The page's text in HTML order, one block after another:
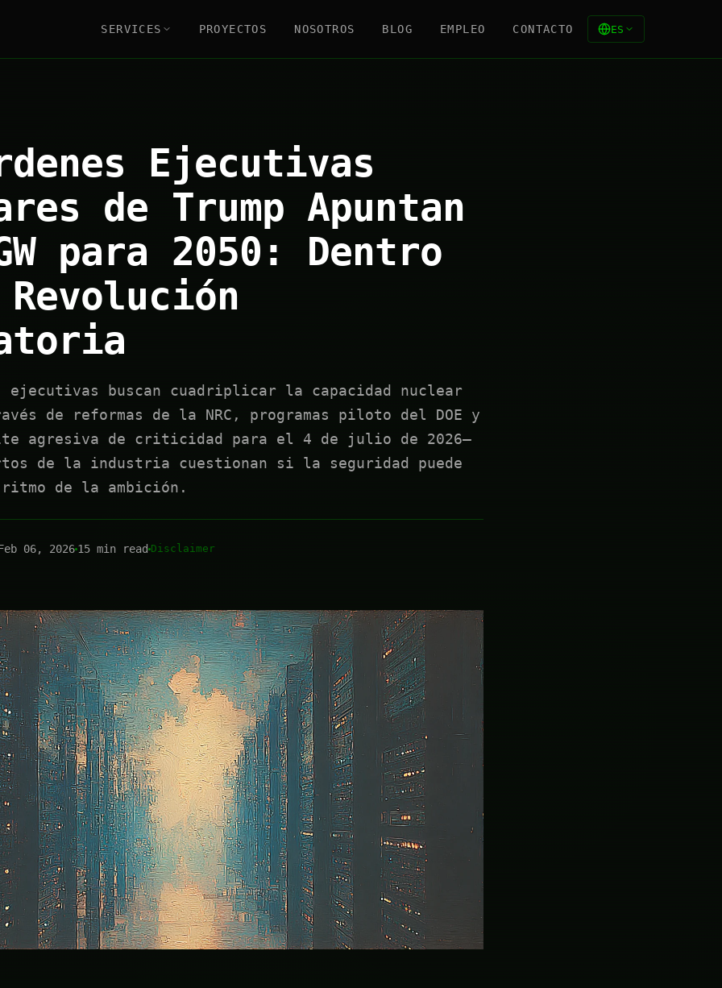
SERVICES PROYECTOS NOSOTROS BLOG EMPLEO CONTACTO ES
Ejecutivas
de Trump Apuntan
para 2050: Dentro
ejecutivas buscan cuadriplicar la capacidad nuclear
de reformas de la NRC, programas piloto del DOE y
agresiva de criticidad para el 4 de julio de 2026—
de la industria cuestionan si la seguridad puede
de la ambición.
06, 202615 min read Disclaimer